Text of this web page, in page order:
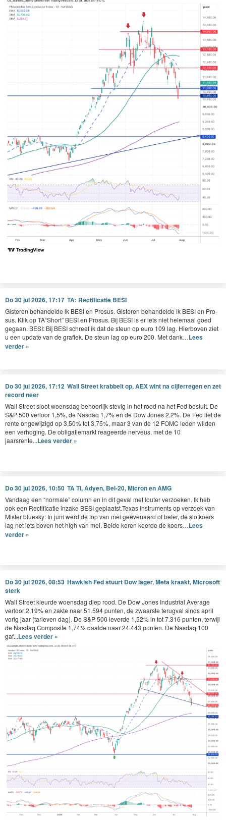
Do 30 jul 2026, 17:17 TA: Rectificatie BESI
Gis­teren behan­delde ik BESIen Pro­sus. Gis­teren behan­delde ik BESIen Pro­
sus. Klik opTA“Short” BESIen Pro­sus. Bij BESIis er iets niet hele­maal goed
gegaan. BESI: Bij BESIschreef ik dat de ste­un op euro 109 lag. Hier­boven ziet
u een update van de grafiek. De ste­un lag op euro 200. Met dank…Lees
verder »
Do 30 jul 2026, 17:12 Wall Street krabbelt op, AEX wint na cijferregen en zet
record neer
Wall Street sloot woensdag behoorlijk stevig in het rood na het Fed besluit. De
S&P 500 verloor 1,5%, de Nasdaq 1,7% en de Dow Jones 2,2%. De Fed liet de
rente ongewijzigd op 3,50% tot 3,75%, maar 3 van de 12 FOMC leden wilden
een verhoging. De obligatiemarkt reageerde nerveus, met de 10
jaarsrente...Lees verder »
Do 30 jul 2026, 10:50 TA TI, Adyen, Bel-20, Micron en AMG
Van­daag een “nor­male” col­umn en in dit geval met louter ver­zoeken. Ik heb
ook een Rec­ti­fi­catie inza­ke BESIgeplaatst.Texas Instru­ments op ver­zoek van
Mis­ter bluesky: In juni werd de top van mei geëve­naard of beter, de slotko­ers
lag net iets boven het high van mei. Bei­de keren keerde de koers…Lees
verder »
Do 30 jul 2026, 08:53 Hawkish Fed stuurt Dow lager, Meta kraakt, Microsoft
sterk
Wall Street kleurde woensdag diep rood. De Dow Jones Industrial Average
verloor 2,19% en zakte naar 51.594 punten, de zwaarste terugval sinds april
vorig jaar (tarieven dag). De S&P 500 leverde 1,52% in tot 7.316 punten, terwijl
de Nasdaq Composite 1,74% daalde naar 24.443 punten. De Nasdaq 100
gaf...Lees verder »